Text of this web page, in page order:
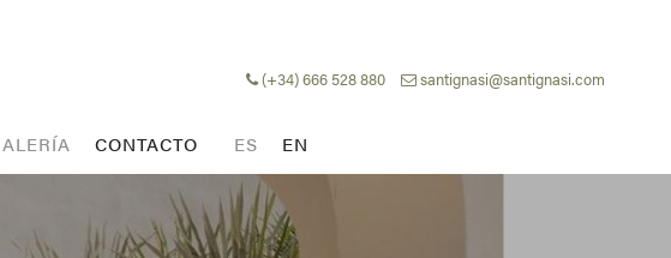
CONTACTO ES EN
(+34) 666 528 880 santignasi@santignasi.com